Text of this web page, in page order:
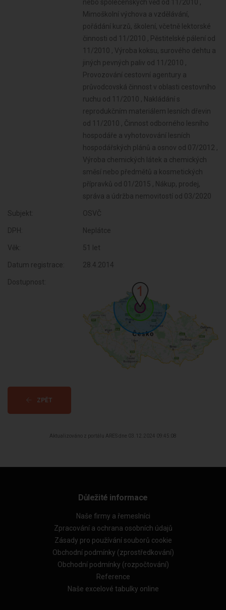
Subjekt: OSVČ
DPH: Neplátce
Věk: 51 let
Datum registrace: 28.4.2014
Dostupnost:
ZPĚT
Aktualizováno z portálu ARES dne 03.12.2024 09:45:08
Důležité informace
Naše firmy a řemeslníci
Zpracování a ochrana osobních údajů
Zásady pro používání souborů cookie
Obchodní podmínky (zprostředkování)
Obchodní podmínky (rozpočtování)
Reference
Naše excelové tabulky online